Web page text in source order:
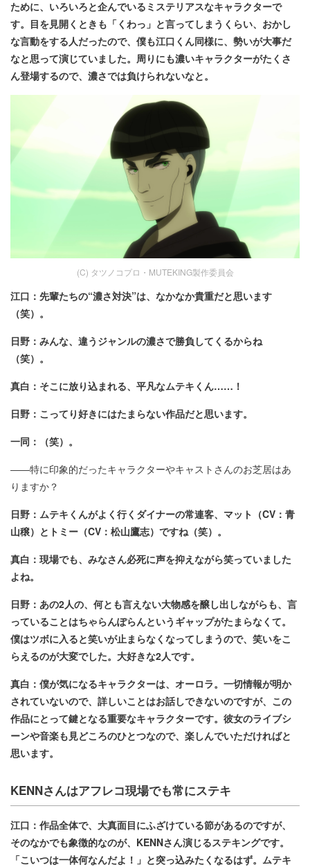
ために、いろいろと企んでいるミステリアスなキャラクターで
す。目を見開くときも「くわっ」と言ってしまうくらい、おかし
な言動をする人だったので、僕も江口くん同様に、勢いが大事だ
なと思って演じていました。周りにも濃いキャラクターがたくさ
ん登場するので、濃さでは負けられないなと。
(C) タツノコプロ・MUTEKING製作委員会
江口：先輩たちの“濃さ対決”は、なかなか貴重だと思います
（笑）。
日野：みんな、違うジャンルの濃さで勝負してくるからね
（笑）。
真白：そこに放り込まれる、平凡なムテキくん……！
日野：こってり好きにはたまらない作品だと思います。
一同：（笑）。
――特に印象的だったキャラクターやキャストさんのお芝居はあ
りますか？
日野：ムテキくんがよく行くダイナーの常連客、マット（CV：青
山穣）とトミー（CV：松山鷹志）ですね（笑）。
真白：現場でも、みなさん必死に声を抑えながら笑っていました
よね。
日野：あの2人の、何とも言えない大物感を醸し出しながらも、言
っていることはちゃらんぽらんというギャップがたまらなくて。
僕はツボに入ると笑いが止まらなくなってしまうので、笑いをこ
らえるのが大変でした。大好きな2人です。
真白：僕が気になるキャラクターは、オーロラ。一切情報が明か
されていないので、詳しいことはお話しできないのですが、この
作品にとって鍵となる重要なキャラクターです。彼女のライブシ
ーンや音楽も見どころのひとつなので、楽しんでいただければと
思います。
KENNさんはアフレコ現場でも常にステキ
江口：作品全体で、大真面目にふざけている節があるのですが、
そのなかでも象徴的なのが、KENNさん演じるステキングです。
「こいつは一体何なんだよ！」と突っ込みたくなるはず。ムテキ